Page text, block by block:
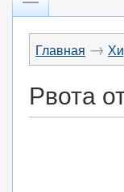
Главная →
Рвота